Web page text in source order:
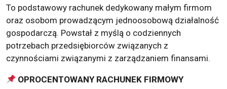
To podstawowy rachunek dedykowany małym firmom
oraz osobom prowadzącym jednoosobową działalność
gospodarczą. Powstał z myślą o codziennych
potrzebach przedsiębiorców związanych z
czynnościami związanymi z zarządzaniem finansami.
OPROCENTOWANY RACHUNEK FIRMOWY